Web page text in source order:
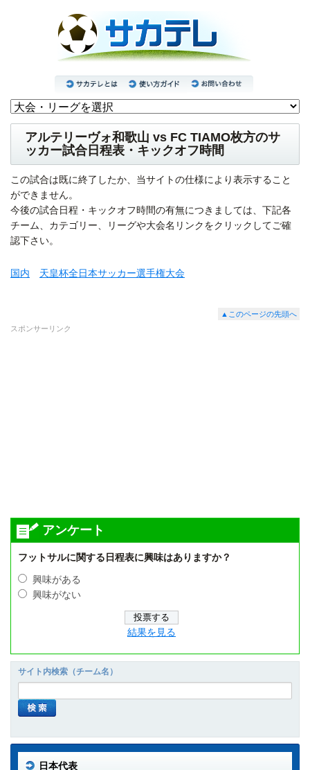
アルテリーヴォ和歌山 vs FC TIAMO枚方のサ
ッカー試合日程表・キックオフ時間
この試合は既に終了したか、当サイトの仕様により表示すること
ができません。
今後の試合日程・キックオフ時間の有無につきましては、下記各
チーム、カテゴリー、リーグや大会名リンクをクリックしてご確
認下さい。
国内 天皇杯全日本サッカー選手権大会
▲このページの先頭へ
スポンサーリンク
アンケート
フットサルに関する日程表に興味はありますか？
興味がある
興味がない
結果を見る
サイト内検索（チーム名）
日本代表